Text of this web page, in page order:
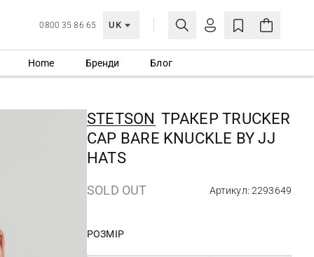
0800 35 86 65 UK
МОЯ ОБЛІКІВКА
Ще не зареєстровані?
СТВОРИТИ ОБЛІКІВКУ
Home Бренди Блог
STETSON ТРАКЕР TRUCKER
CAP BARE KNUCKLE BY JJ
HATS
SOLD OUT Артикул: 2293649
РОЗМІР